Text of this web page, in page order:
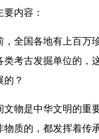
内容：
，全国各地有上百万
类考古发掘单位的，
？
文物是中华文明的重
物质的，都发挥着传